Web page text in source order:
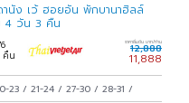
นัง เว้ ฮอยอัน พักบานาฮิลล์
4 วัน 3 คืน
คืน
ราคาเริ่มต้น บาท/ท่าน
12,888
11,888
23/21-24/27-30/28-31/